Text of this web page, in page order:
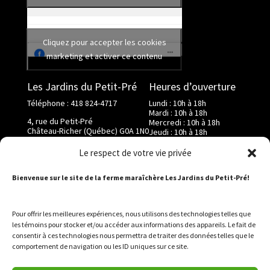
Le respect de votre vie privée
Bienvenue sur le site de la ferme maraîchère Les Jardins du Petit-Pré!
Pour offrir les meilleures expériences, nous utilisons des technologies telles que
les témoins pour stocker et/ou accéder aux informations des appareils. Le fait de
consentir à ces technologies nous permettra de traiter des données telles que le
comportement de navigation ou les ID uniques sur ce site.
Cliquez pour accepter les cookies
marketing et activer ce contenu
Les Jardins du Petit-Pré
Téléphone : 418 824-4717
4, rue du Petit-Pré
Château-Richer (Québec) G0A 1N0
info@lesjardinsdupetitpre.com
Heures d’ouverture
Lundi : 10h à 18h
Mardi : 10h à 18h
Mercredi : 10h à 18h
Jeudi : 10h à 18h
Samedi : 9h à 17h
Dimanche : 9h à 17h
NOTRE FERME
NOS PRODUITS